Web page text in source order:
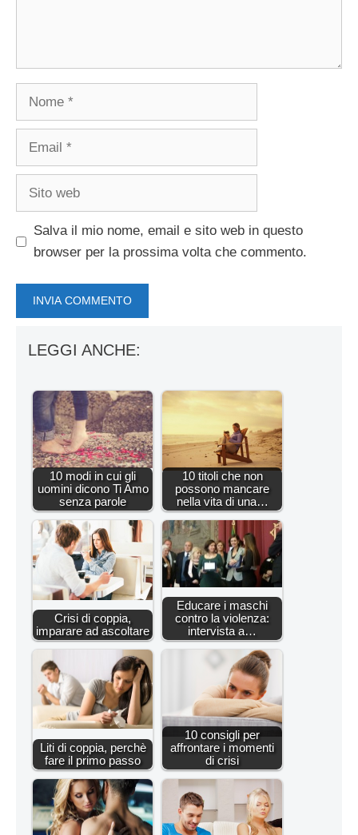
Nome
Email
Sito
Salva il mio nome, email e sito web in questo
browser per la prossima volta che commento.
LEGGI ANCHE:
10 modi in cui gli
uomini dicono Ti Amo
senza parole
10 titoli che non
possono mancare
nella vita di una…
Crisi di coppia,
imparare ad ascoltare
Educare i maschi
contro la violenza:
intervista a…
Liti di coppia, perchè
fare il primo passo
10 consigli per
affrontare i momenti
di crisi